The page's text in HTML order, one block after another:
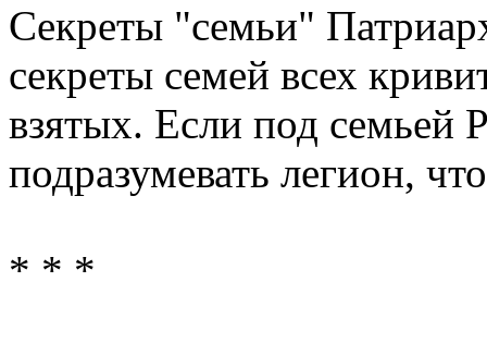
Секреты "семьи"
секреты семей всех
взятых. Если под семьей
подразумевать легион,
* * *